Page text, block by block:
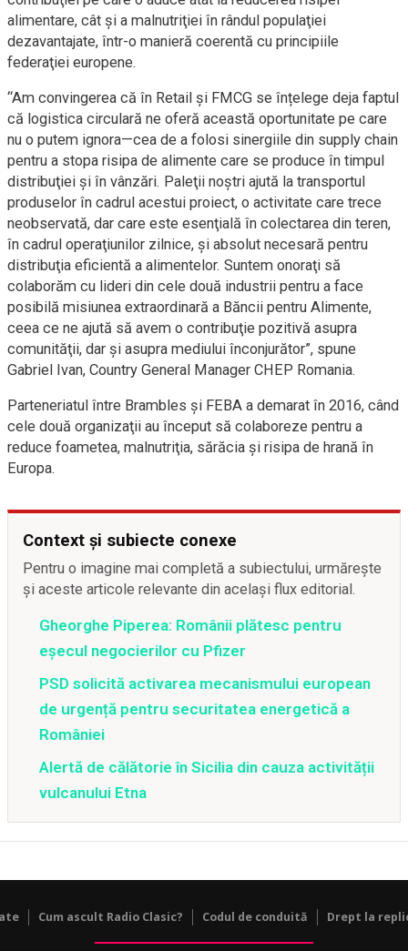
alimentare, cât şi a malnutriţiei în rândul populaţiei
dezavantajate, într-o manieră coerentă cu principiile
federaţiei europene.
“Am convingerea că în Retail şi FMCG se înțelege deja faptul
că logistica circulară ne oferă această oportunitate pe care
nu o putem ignora—cea de a folosi sinergiile din supply chain
pentru a stopa risipa de alimente care se produce în timpul
distribuţiei şi în vânzări. Paleţii noştri ajută la transportul
produselor în cadrul acestui proiect, o activitate care trece
neobservată, dar care este esenţială în colectarea din teren,
în cadrul operaţiunilor zilnice, şi absolut necesară pentru
distribuţia eficientă a alimentelor. Suntem onoraţi să
colaborăm cu lideri din cele două industrii pentru a face
posibilă misiunea extraordinară a Băncii pentru Alimente,
ceea ce ne ajută să avem o contribuţie pozitivă asupra
comunităţii, dar şi asupra mediului înconjurător”, spune
Gabriel Ivan, Country General Manager CHEP Romania.
Parteneriatul între Brambles şi FEBA a demarat în 2016, când
cele două organizaţii au început să colaboreze pentru a
reduce foametea, malnutriţia, sărăcia şi risipa de hrană în
Europa.
Context și subiecte conexe
Pentru o imagine mai completă a subiectului, urmărește
și aceste articole relevante din același flux editorial.
Gheorghe Piperea: Românii plătesc pentru
eșecul negocierilor cu Pfizer
PSD solicită activarea mecanismului european
de urgență pentru securitatea energetică a
României
Alertă de călătorie în Sicilia din cauza activității
vulcanului Etna
Cum ascult Radio Clasic? Codul de conduită Drept la